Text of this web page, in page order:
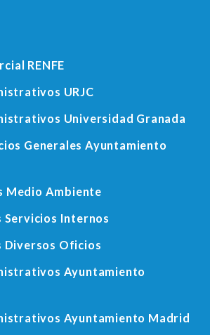
RENFE
URJC
Universidad Granada
Generales Ayuntamiento
Medio Ambiente
Servicios Internos
Diversos Oficios
Ayuntamiento
Ayuntamiento Madrid